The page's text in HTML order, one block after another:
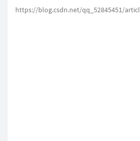
https://blog.csdn.net/qq_52845451/